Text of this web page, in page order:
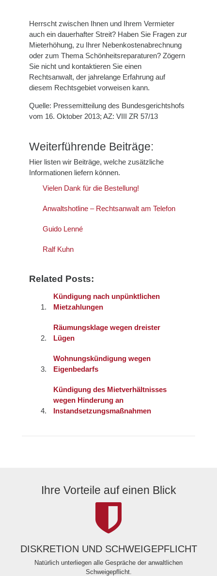
Herrscht zwischen Ihnen und Ihrem Vermieter
auch ein dauerhafter Streit? Haben Sie Fragen zur
Mieterhöhung, zu Ihrer Nebenkostenabrechnung
oder zum Thema Schönheitsreparaturen? Zögern
Sie nicht und kontaktieren Sie einen
Rechtsanwalt, der jahrelange Erfahrung auf
diesem Rechtsgebiet vorweisen kann.
Quelle: Pressemitteilung des Bundesgerichtshofs
vom 16. Oktober 2013; AZ: VIII ZR 57/13
Weiterführende Beiträge:
Hier listen wir Beiträge, welche zusätzliche
Informationen liefern können.
Vielen Dank für die Bestellung!
Anwaltshotline – Rechtsanwalt am Telefon
Guido Lenné
Ralf Kuhn
Related Posts:
Kündigung nach unpünktlichen
Mietzahlungen
Räumungsklage wegen dreister
Lügen
Wohnungskündigung wegen
Eigenbedarfs
Kündigung des Mietverhältnisses
wegen Hinderung an
Instandsetzungsmaßnahmen
Ihre Vorteile auf einen Blick
DISKRETION UND SCHWEIGEPFLICHT
Natürlich unterliegen alle Gespräche der anwaltlichen
Schweigepflicht.